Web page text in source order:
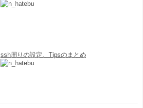
ssh周りの設定、Tipsのまとめ